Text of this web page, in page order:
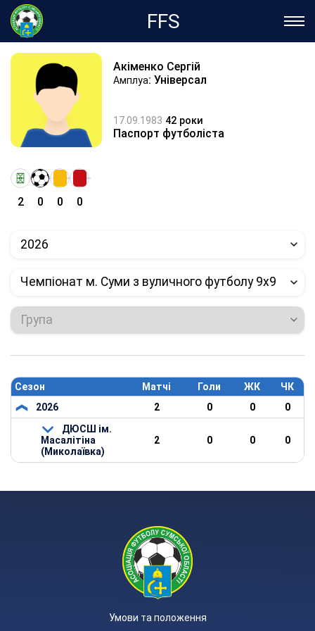
FFS
Акіменко Сергій
Амплуа: Універсал
17.09.1983 42 роки
Паспорт футболіста
2 0 0 0
2026
Чемпіонат м. Суми з вуличного футболу 9х9
Група
Сезон Матчі Голи ЖК
ЧК
2026
2 0 0
0
ДЮСШ ім.
Масалітіна
(Миколаївка)
2 0 0 0
Умови та положення